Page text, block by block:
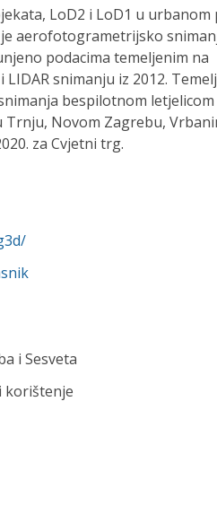
LoD2 i LoD1 u
aerofotogrametrijsko
podacima temeljenim na
snimanju iz 2012.
bespilotnom letjelicom
Trnju, Novom Zagrebu,
za Cvjetni trg.
i Sesveta
korištenje